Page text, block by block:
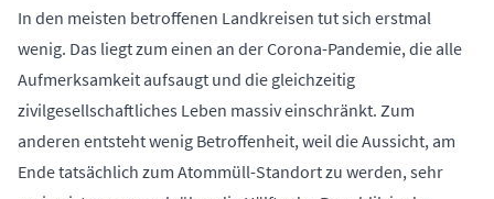
In den meisten betroffenen Landkreisen tut sich erstmal
wenig. Das liegt zum einen an der Corona-Pandemie, die alle
Aufmerksamkeit aufsaugt und die gleichzeitig
zivilgesellschaftliches Leben massiv einschränkt. Zum
anderen entsteht wenig Betroffenheit, weil die Aussicht, am
Ende tatsächlich zum Atommüll-Standort zu werden, sehr